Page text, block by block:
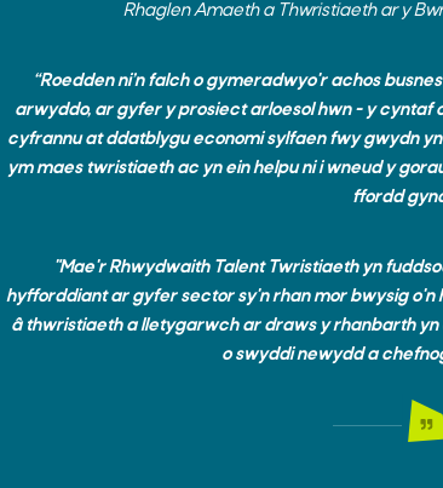
Rhaglen Amaeth a Thwristiaeth ar y
“Roedden ni’n falch o gymeradwyo'r achos
arwyddo,ar gyfer y prosiect arloesol hwn - y cyntaf
cyfrannu at ddatblygu economi sylfaen fwy gwydn
ym maes twristiaeth ac yn ein helpu ni i wneud y
ffordd
"Mae'r Rhwydwaith Talent Twristiaeth yn
hyfforddiant ar gyfer sector sy'n rhan mor bwysig o'n
â thwristiaeth a lletygarwch ar draws y rhanbarth
o swyddi newydd a